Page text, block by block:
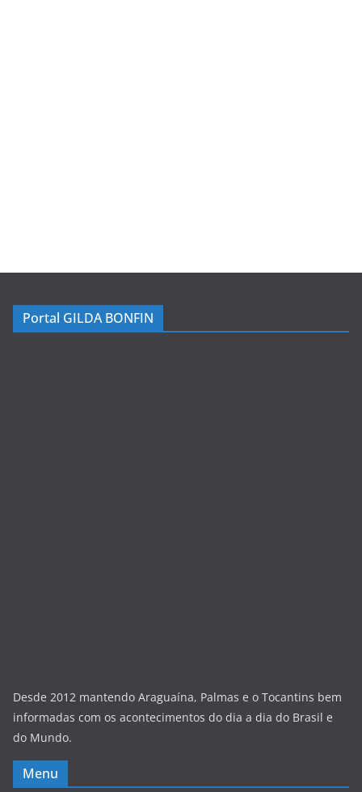
Portal GILDA BONFIN
Desde 2012 mantendo Araguaína, Palmas e o Tocantins bem
informadas com os acontecimentos do dia a dia do Brasil e
do Mundo.
Menu